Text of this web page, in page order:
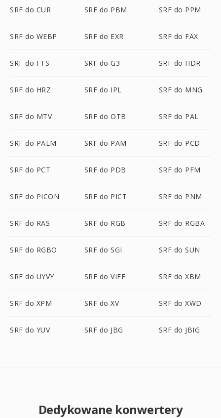
SRF do CUR SRF do PBM SRF do PPM
SRF do WEBP SRF do EXR SRF do FAX
SRF do FTS SRF do G3 SRF do HDR
SRF do HRZ SRF do IPL SRF do MNG
SRF do MTV SRF do OTB SRF do PAL
SRF do PALM SRF do PAM SRF do PCD
SRF do PCT SRF do PDB SRF do PFM
SRF do PICON SRF do PICT SRF do PNM
SRF do RAS SRF do RGB SRF do RGBA
SRF do RGBO SRF do SGI SRF do SUN
SRF do UYVY SRF do VIFF SRF do XBM
SRF do XPM SRF do XV SRF do XWD
SRF do YUV SRF do JBG SRF do JBIG
Dedykowane konwertery